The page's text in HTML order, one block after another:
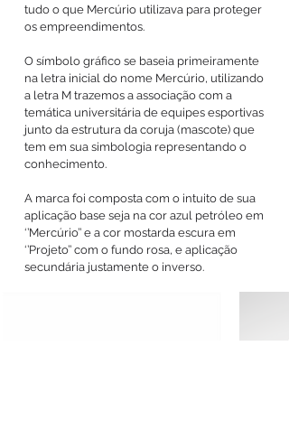
tudo o que Mercúrio utilizava para proteger
os empreendimentos.
O símbolo gráfico se baseia primeiramente
na letra inicial do nome Mercúrio, utilizando
a letra M trazemos a associação com a
temática universitária de equipes esportivas
junto da estrutura da coruja (mascote) que
tem em sua simbologia representando o
conhecimento.
A marca foi composta com o intuito de sua
aplicação base seja na cor azul petróleo em
‘’Mercúrio’’ e a cor mostarda escura em
‘’Projeto’’ com o fundo rosa, e aplicação
secundária justamente o inverso.